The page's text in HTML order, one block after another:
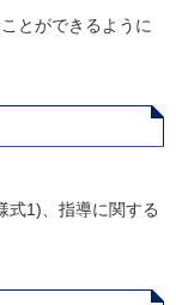
とができるように
1)、指導に関する